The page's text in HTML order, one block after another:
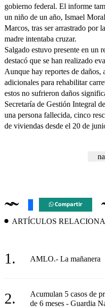
gobierno federal. El informe
un niño de un año, Ismael
Marcos, tras ser arrastrado por
madre intentaba cruzar.
Salgado estuvo presente en un
destacó que se han realizado
Aunque hay reportes de
adicionales para rehabilitar
estos no sufrieron daños
Secretaría de Gestión Integral
una persona fallecida, cinco
de viviendas desde el 20 de
Compartir
ARTÍCULOS
1. AMLO.- La mañanera
2.
Acumulan 5 casos de
de 6 meses - Guardia